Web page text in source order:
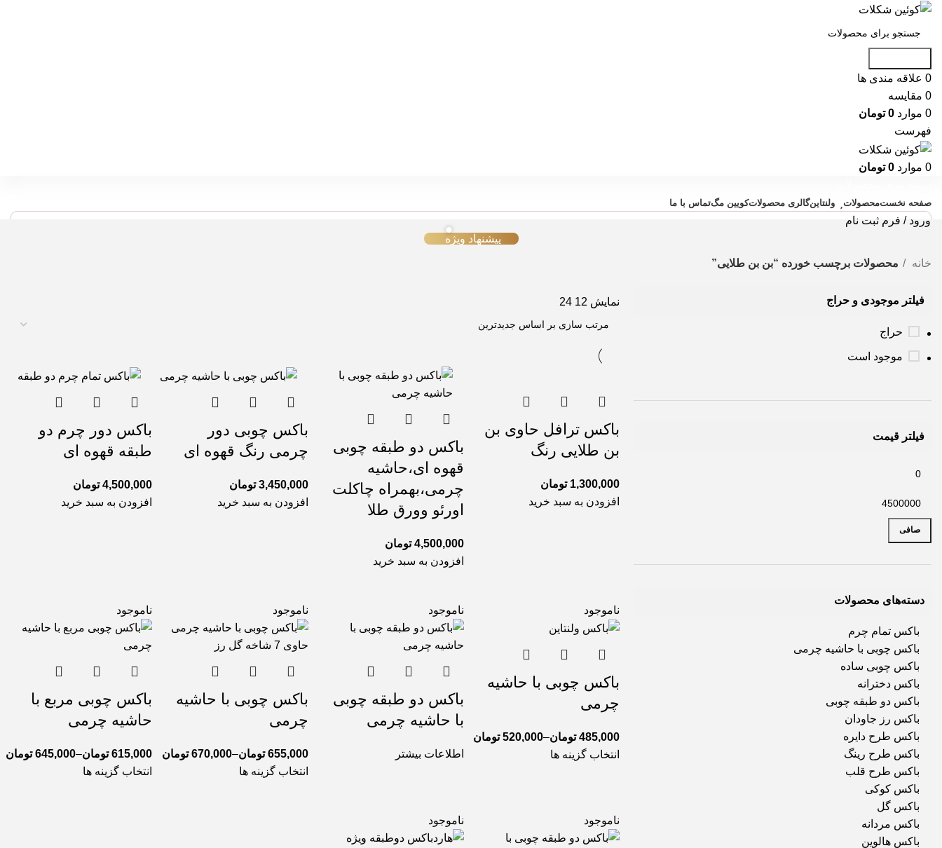
0 علاقه مندی ها
0 مقایسه
0 موارد 0 تومان
فهرست
0 موارد 0 تومان
صفحه نخستمحصولات ولنتاینگالری محصولاتکویین مگتماس با ما
ورود / فرم ثبت نام
پیشنهاد ویژه
خانه محصولات برچسب خورده “بن بن طلایی”
فیلتر موجودی و حراج
حراج
موجود است
فیلتر قیمت
صافی
دسته‌های محصولات
باکس تمام چرم
باکس چوبی با حاشیه چرمی
باکس چوبی ساده
باکس دخترانه
باکس دو طبقه چوبی
باکس رز جاودان
باکس طرح دایره
باکس طرح رینگ
باکس طرح قلب
باکس کوکی
باکس گل
باکس مردانه
باکس هالوین
نمایش 12
24
باکس ترافل حاوی بن
بن طلایی رنگ
1,300,000 تومان
افزودن به سبد خرید
باکس دو طبقه چوبی
قهوه ای،حاشیه
چرمی،بهمراه چاکلت
اورئو وورق طلا
4,500,000 تومان
افزودن به سبد خرید
باکس چوبی دور
چرمی رنگ قهوه ای
3,450,000 تومان
افزودن به سبد خرید
باکس دور چرم دو
طبقه قهوه ای
4,500,000 تومان
افزودن به سبد خرید
ناموجود
باکس چوبی با حاشیه
چرمی
485,000 تومان–
520,000 تومان
انتخاب گزینه ها
ناموجود
باکس دو طبقه چوبی
با حاشیه چرمی
اطلاعات بیشتر
ناموجود
باکس چوبی با حاشیه
چرمی
655,000 تومان–
670,000 تومان
انتخاب گزینه ها
ناموجود
باکس چوبی مربع با
حاشیه چرمی
615,000 تومان–
645,000 تومان
انتخاب گزینه ها
ناموجود ناموجود